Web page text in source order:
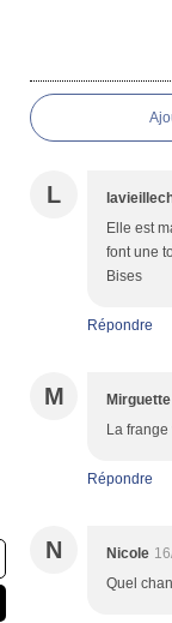
L
Elle est
font une
Bises
Répondre
M Mirguette
La
Répondre
N Nicole
Quel